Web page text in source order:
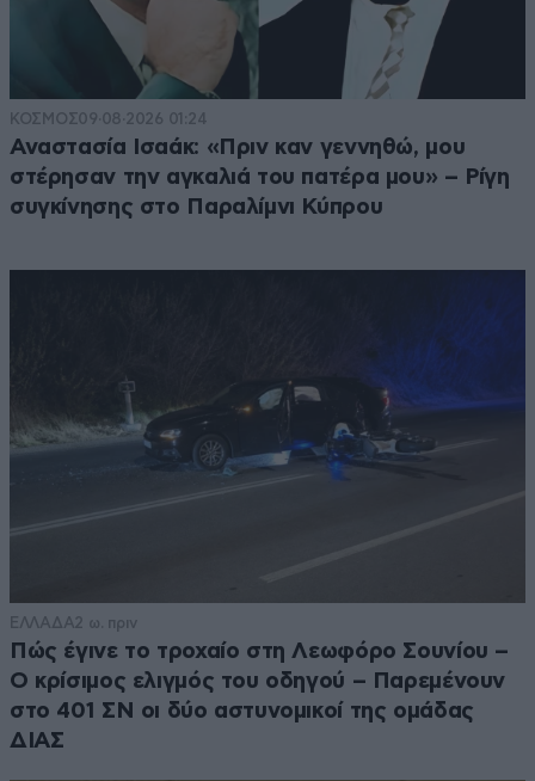
ΚΟΣΜΟΣ09·08·2026 01:24
Αναστασία Ισαάκ: «Πριν καν γεννηθώ, μου
στέρησαν την αγκαλιά του πατέρα μου» – Ρίγη
συγκίνησης στο Παραλίμνι Κύπρου
ΕΛΛΑΔΑ2 ω. πριν
Πώς έγινε το τροχαίο στη Λεωφόρο Σουνίου –
Ο κρίσιμος ελιγμός του οδηγού – Παρεμένουν
στο 401 ΣΝ οι δύο αστυνομικοί της ομάδας
ΔΙΑΣ